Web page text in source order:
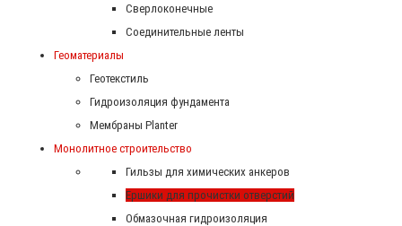
Сверлоконечные
Соединительные ленты
Геоматериалы
Геотекстиль
Гидроизоляция фундамента
Мембраны Planter
Монолитное строительство
Гильзы для химических анкеров
Ершики для прочистки отверстий
Обмазочная гидроизоляция